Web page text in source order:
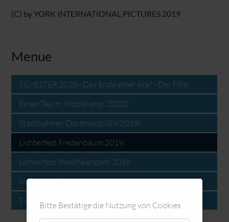
(C) by YORK INTERNATIONAL PICTURES 2019
Menue
SILVESTER 2020 - Das Ende einer Ära? - Der Film
Einen Tag im Mooskamp (2020)
Stadtbahnen Dortmund (09/2019)
Lichterfest Fredenbaum 2019
Lichterfest Westfalenpark 2019
Intermodellbau 2019
Titanic (Paint) [2011]
Bitte Bestätige die Nutzung von Cookies